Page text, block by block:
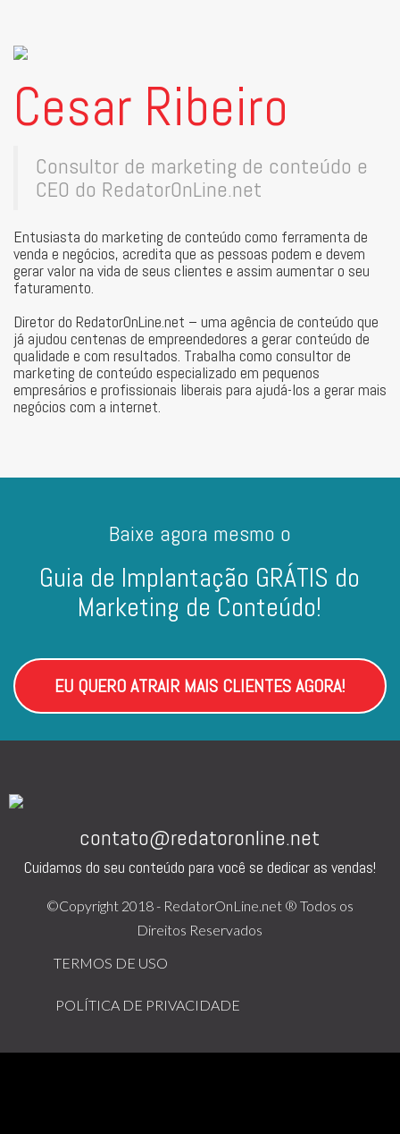
Cesar Ribeiro
Consultor de marketing de conteúdo e
CEO do RedatorOnLine.net
Entusiasta do marketing de conteúdo como ferramenta de
venda e negócios, acredita que as pessoas podem e devem
gerar valor na vida de seus clientes e assim aumentar o seu
faturamento.
Diretor do RedatorOnLine.net – uma agência de conteúdo que
já ajudou centenas de empreendedores a gerar conteúdo de
qualidade e com resultados. Trabalha como consultor de
marketing de conteúdo especializado em pequenos
empresários e profissionais liberais para ajudá-los a gerar mais
negócios com a internet.
Baixe agora mesmo o
Guia de Implantação GRÁTIS do
Marketing de Conteúdo!
EU QUERO ATRAIR MAIS CLIENTES AGORA!
contato@redatoronline.net
Cuidamos do seu conteúdo para você se dedicar as vendas!
©Copyright 2018 - RedatorOnLine.net ® Todos os
Direitos Reservados
TERMOS DE USO
POLÍTICA DE PRIVACIDADE